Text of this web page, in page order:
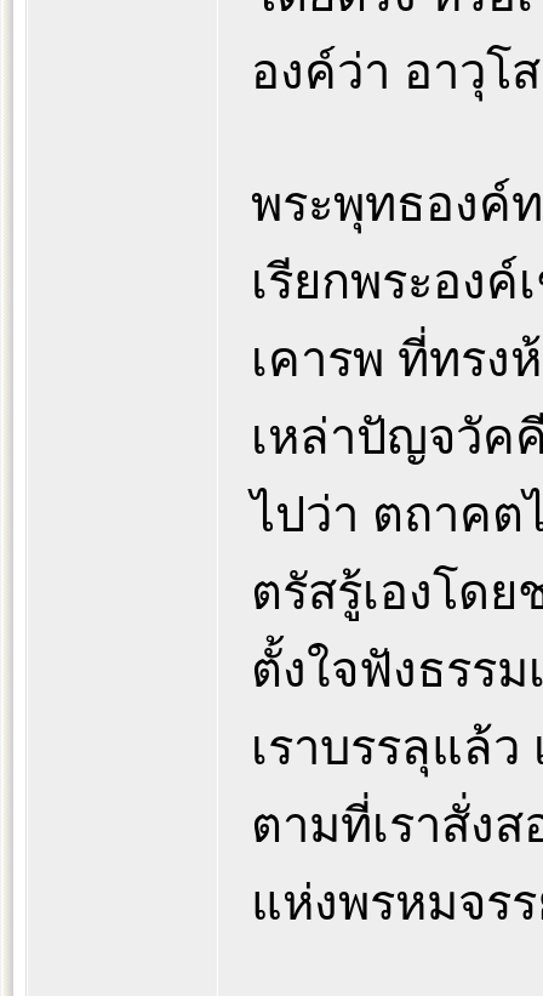
องค์ว่า อาวุโ
พระพุทธองค์
เรียกพระอง
เคารพ ที่ทรง
เหล่าปัญจวัค
ไปว่า ตถาคต
ตรัสรู้เองโด
ตั้งใจฟังธรร
เราบรรลุแล้
ตามที่เราสั่ง
แห่งพรหมจร